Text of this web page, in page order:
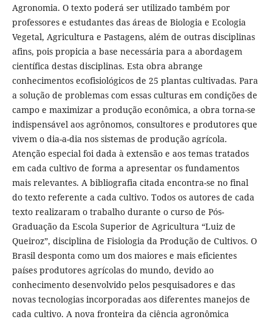
Agronomia. O texto poderá ser utilizado também por
professores e estudantes das áreas de Biologia e Ecologia
Vegetal, Agricultura e Pastagens, além de outras disciplinas
afins, pois propicia a base necessária para a abordagem
científica destas disciplinas. Esta obra abrange
conhecimentos ecofisiológicos de 25 plantas cultivadas. Para
a solução de problemas com essas culturas em condições de
campo e maximizar a produção econômica, a obra torna-se
indispensável aos agrônomos, consultores e produtores que
vivem o dia-a-dia nos sistemas de produção agrícola.
Atenção especial foi dada à extensão e aos temas tratados
em cada cultivo de forma a apresentar os fundamentos
mais relevantes. A bibliografia citada encontra-se no final
do texto referente a cada cultivo. Todos os autores de cada
texto realizaram o trabalho durante o curso de Pós-
Graduação da Escola Superior de Agricultura “Luiz de
Queiroz”, disciplina de Fisiologia da Produção de Cultivos. O
Brasil desponta como um dos maiores e mais eficientes
países produtores agrícolas do mundo, devido ao
conhecimento desenvolvido pelos pesquisadores e das
novas tecnologias incorporadas aos diferentes manejos de
cada cultivo. A nova fronteira da ciência agronômica